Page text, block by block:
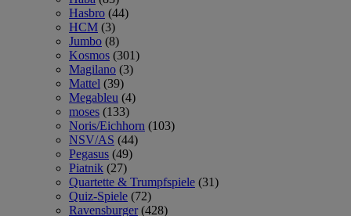
Hasbro (44)
HCM (3)
Jumbo (8)
Kosmos (301)
Magilano (3)
Mattel (39)
Megableu (4)
moses (133)
Noris/Eichhorn (103)
NSV/AS (44)
Pegasus (49)
Piatnik (27)
Quartette & Trumpfspiele (31)
Quiz-Spiele (72)
Ravensburger (428)